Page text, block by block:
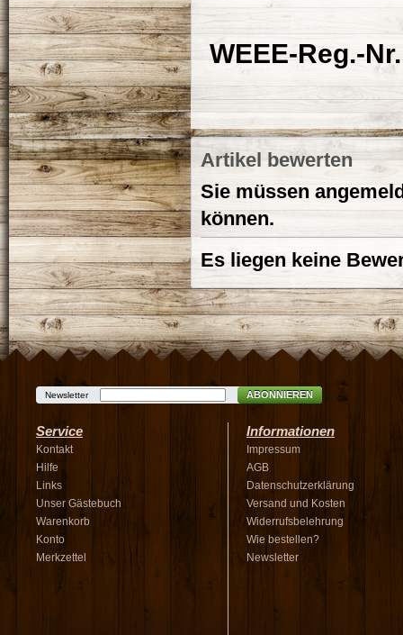
WEEE-Reg.-
Artikel bewerten
Sie müssen
können.
Es liegen keine
Newsletter ABONNIEREN
Service
Kontakt
Hilfe
Links
Unser Gästebuch
Warenkorb
Konto
Merkzettel
Informationen
Impressum
AGB
Datenschutzerklärung
Versand und Kosten
Widerrufsbelehrung
Wie bestellen?
Newsletter